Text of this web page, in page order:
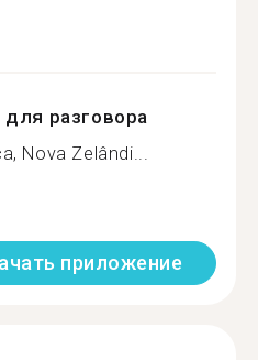
разговора
Nova Zelândi...
приложение